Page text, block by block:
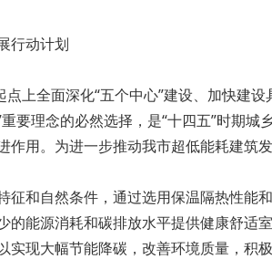
行动计划
点上全面深化“五个中心”建设、加快建
要理念的必然选择，是“十四五”时期
用。为进一步推动我市超低能耗建筑
征和自然条件，通过选用保温隔热性
的能源消耗和碳排放水平提供健康舒适室
实现大幅节能降碳，改善环境质量，积